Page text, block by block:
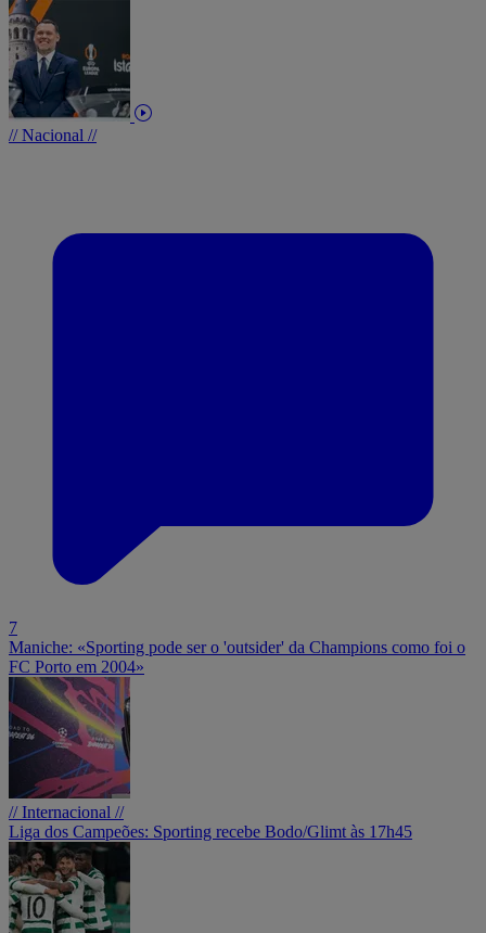
// Nacional //
7
Maniche: «Sporting pode ser o 'outsider' da Champions como foi o
FC Porto em 2004»
// Internacional //
Liga dos Campeões: Sporting recebe Bodo/Glimt às 17h45